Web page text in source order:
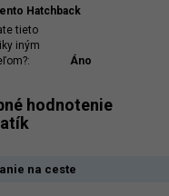
Hatchback
tieto
iným
Áno
hodnotenie
na ceste